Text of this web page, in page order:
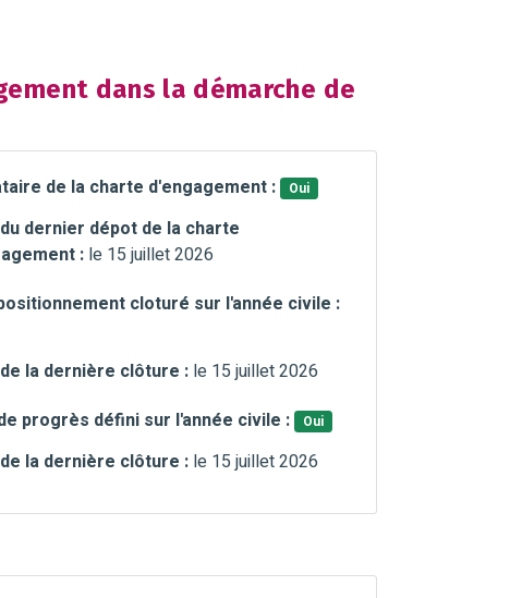
dans la démarche de
de la charte d'engagement : Oui
dernier dépot de la charte
: le 15 juillet 2026
cloturé sur l'année civile :
la dernière clôture : le 15 juillet 2026
progrès défini sur l'année civile :
Oui
la dernière clôture : le 15 juillet 2026